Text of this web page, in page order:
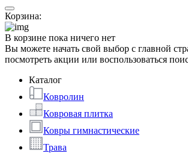
Корзина:
В корзине пока ничего нет
Вы можете начать свой выбор с главной
посмотреть акции или воспользоваться
Каталог
Ковролин
Ковровая плитка
Ковры гимнастические
Трава